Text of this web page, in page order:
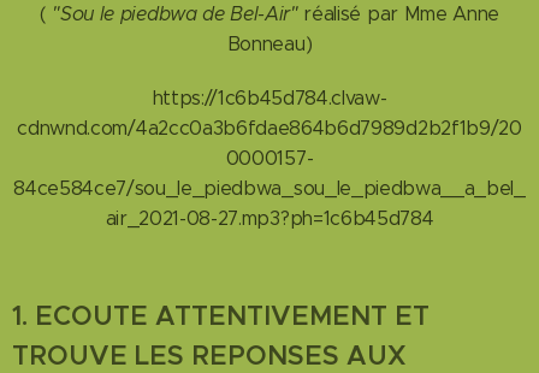
( "Sou le piedbwa de Bel-Air" réalisé par Mme Anne
Bonneau)
https://1c6b45d784.clvaw-
cdnwnd.com/4a2cc0a3b6fdae864b6d7989d2b2f1b9/20
0000157-
84ce584ce7/sou_le_piedbwa_sou_le_piedbwa__a_bel_
air_2021-08-27.mp3?ph=1c6b45d784
1. ECOUTE ATTENTIVEMENT ET
TROUVE LES REPONSES AUX